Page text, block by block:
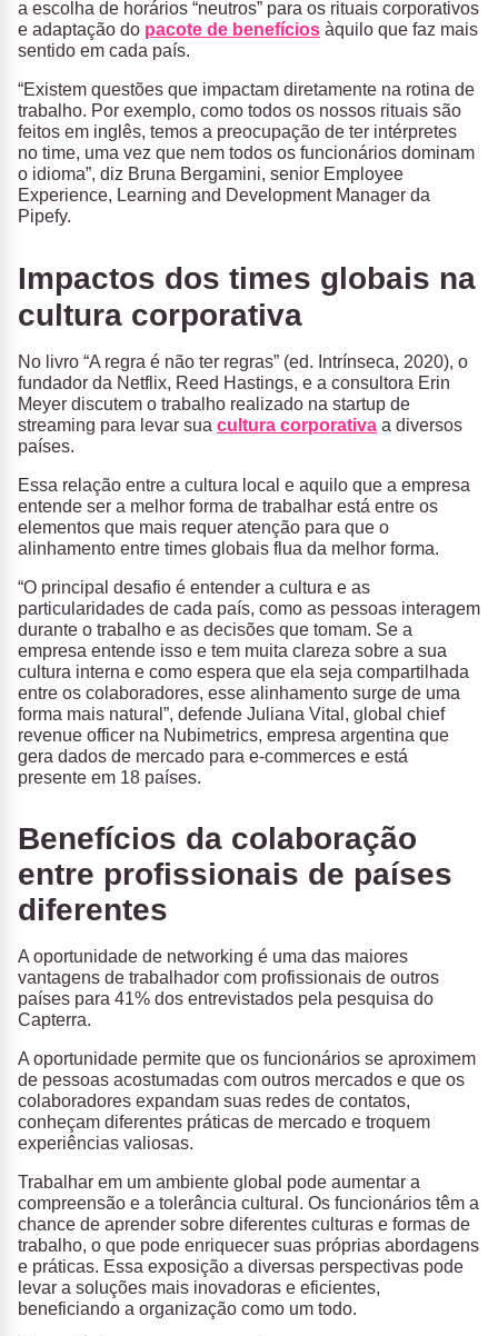
a escolha de horários “neutros” para os rituais corporativos
e adaptação do pacote de benefícios àquilo que faz mais
sentido em cada país.
“Existem questões que impactam diretamente na rotina de
trabalho. Por exemplo, como todos os nossos rituais são
feitos em inglês, temos a preocupação de ter intérpretes
no time, uma vez que nem todos os funcionários dominam
o idioma”, diz Bruna Bergamini, senior Employee
Experience, Learning and Development Manager da
Pipefy.
Impactos dos times globais na
cultura corporativa
No livro “A regra é não ter regras” (ed. Intrínseca, 2020), o
fundador da Netflix, Reed Hastings, e a consultora Erin
Meyer discutem o trabalho realizado na startup de
streaming para levar sua cultura corporativa a diversos
países.
Essa relação entre a cultura local e aquilo que a empresa
entende ser a melhor forma de trabalhar está entre os
elementos que mais requer atenção para que o
alinhamento entre times globais flua da melhor forma.
“O principal desafio é entender a cultura e as
particularidades de cada país, como as pessoas interagem
durante o trabalho e as decisões que tomam. Se a
empresa entende isso e tem muita clareza sobre a sua
cultura interna e como espera que ela seja compartilhada
entre os colaboradores, esse alinhamento surge de uma
forma mais natural”, defende Juliana Vital, global chief
revenue officer na Nubimetrics, empresa argentina que
gera dados de mercado para e-commerces e está
presente em 18 países.
Benefícios da colaboração
entre profissionais de países
diferentes
A oportunidade de networking é uma das maiores
vantagens de trabalhador com profissionais de outros
países para 41% dos entrevistados pela pesquisa do
Capterra.
A oportunidade permite que os funcionários se aproximem
de pessoas acostumadas com outros mercados e que os
colaboradores expandam suas redes de contatos,
conheçam diferentes práticas de mercado e troquem
experiências valiosas.
Trabalhar em um ambiente global pode aumentar a
compreensão e a tolerância cultural. Os funcionários têm a
chance de aprender sobre diferentes culturas e formas de
trabalho, o que pode enriquecer suas próprias abordagens
e práticas. Essa exposição a diversas perspectivas pode
levar a soluções mais inovadoras e eficientes,
beneficiando a organização como um todo.